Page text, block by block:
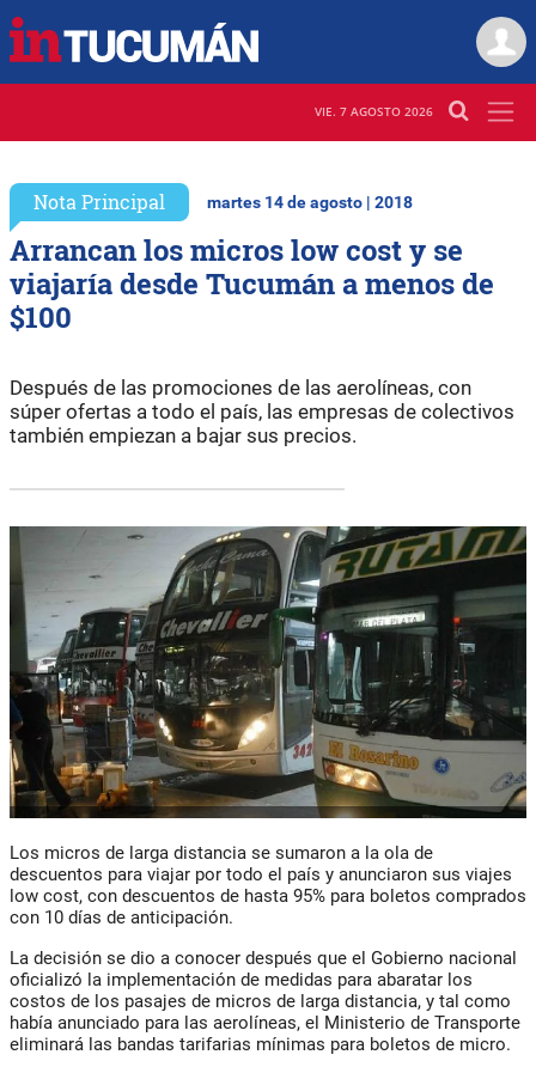
VIE. 7 AGOSTO 2026
Nota Principal martes 14 de agosto | 2018
Arrancan los micros low cost y se
viajaría desde Tucumán a menos de
$100
Después de las promociones de las aerolíneas, con
súper ofertas a todo el país, las empresas de colectivos
también empiezan a bajar sus precios.
Los micros de larga distancia se sumaron a la ola de
descuentos para viajar por todo el país y anunciaron sus viajes
low cost, con descuentos de hasta 95% para boletos comprados
con 10 días de anticipación.
La decisión se dio a conocer después que el Gobierno nacional
oficializó la implementación de medidas para abaratar los
costos de los pasajes de micros de larga distancia, y tal como
había anunciado para las aerolíneas, el Ministerio de Transporte
eliminará las bandas tarifarias mínimas para boletos de micro.